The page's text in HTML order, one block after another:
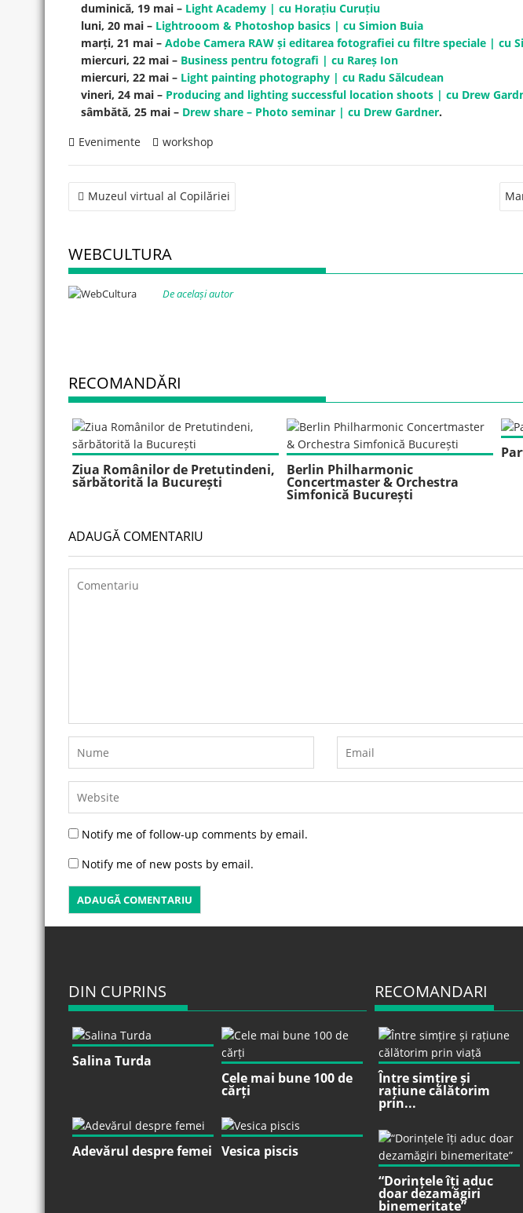
duminică, 19 mai – Light Academy | cu Horațiu Curuțiu
luni, 20 mai – Lightrooom & Photoshop basics | cu Simion Buia
marți, 21 mai –Adobe Camera RAW și editarea fotografiei cu filtre speciale | cu
miercuri, 22 mai – Business pentru fotografi | cu Rareș Ion
miercuri, 22 mai – Light painting photography | cu Radu Sălcudean
vineri, 24 mai – Producing and lighting successful location shoots | cu Drew
sâmbătă, 25 mai – Drew share – Photo seminar | cu Drew Gardner.
Evenimente
workshop
Post
navigation
Muzeul virtual al Copilăriei
WEBCULTURA
De același autor
RECOMANDĂRI
Ziua Românilor de Pretutindeni,
sărbătorită la București
Berlin Philharmonic
Concertmaster & Orchestra
Simfonică București
ADAUGĂ COMENTARIU
Notify me of follow-up comments by email.
Notify me of new posts by email.
DIN CUPRINS
Salina Turda
Cele mai bune 100 de
cărți
Adevărul despre femei Vesica piscis
RECOMANDARI
Între simțire și
rațiune călătorim
prin...
“Dorințele îți aduc
doar dezamăgiri
binemeritate”